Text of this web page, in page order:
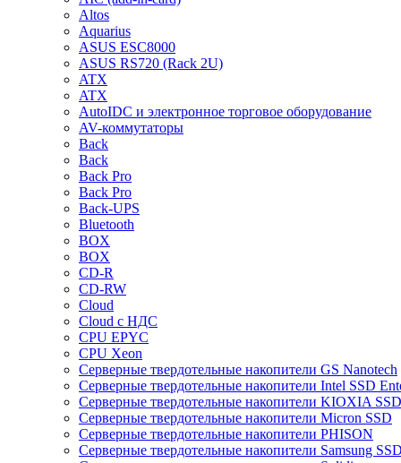
Altos
Aquarius
ASUS ESC8000
ASUS RS720 (Rack 2U)
ATX
ATX
AutoIDC и электронное торговое оборудование
AV-коммутаторы
Back
Back
Back Pro
Back Pro
Back-UPS
Bluetooth
BOX
BOX
CD-R
CD-RW
Cloud
Cloud с НДС
CPU EPYC
CPU Xeon
Cерверные твердотельные накопители GS Nanotech
Cерверные твердотельные накопители Intel SSD
Cерверные твердотельные накопители KIOXIA SSD
Cерверные твердотельные накопители Micron SSD
Cерверные твердотельные накопители PHISON
Cерверные твердотельные накопители Samsung